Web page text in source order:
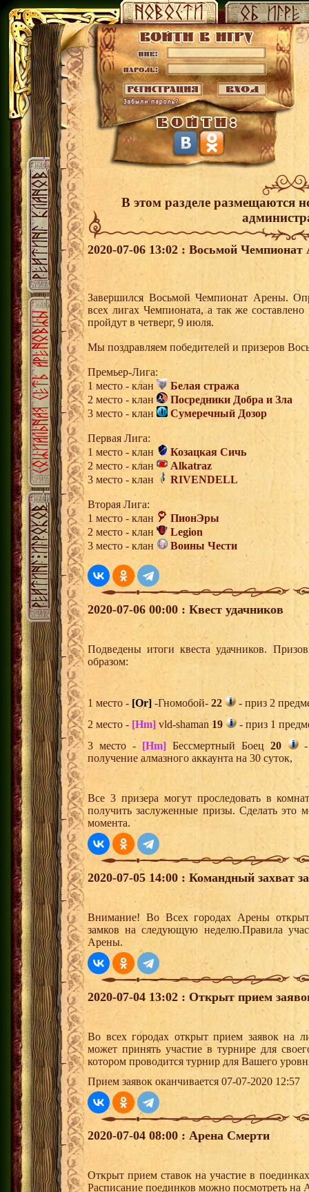
В этом разделе размещаются
2020-07-06 13:02 : Восьмой
Завершился Восьмой Чемпионат Арены.
всех лигах Чемпионата, а так же
пройдут в четверг, 9 июля.
Мы поздравляем победителей и призеров
Премьер-Лига:
1 место - клан
Белая стража
2 место - клан
Посредники Добра и Зла
3 место - клан
Сумеречный Дозор
Первая Лига:
1 место - клан
Козацкая Сичь
2 место - клан
Alkatraz
3 место - клан
RIVENDELL
Вторая Лига:
1 место - клан
ПионЭры
2 место - клан
Legion
3 место - клан
Воины Чести
2020-07-06 00:00 : Квест удачников
Подведены итоги квеста удачников.
образом:
1 место - [Or] -Гномобой- 22
- приз 2
2 место - [Hm] vld-shaman19
- приз 1
3 место - [Hm]Бессмертный Боец 20
-
получение алмазного аккаунта на 30 суток,
Все 3 призера могут проследовать в
получить заслуженные призы. Сделать это
момента.
2020-07-05 14:00 : Командный захват
Внимание! Во Всех городах Арены
замков на следующую неделю.Правила
Арены.
2020-07-04 13:02 : Открыт прием
Во всех городах открыт прием заявок на
может принять участие в турнире для
котором проводится турнир для Вашего
Прием заявок оканчивается 07-07-2020 12:57
2020-07-04 08:00 : Арена Смерти
Открыт прием ставок на участие в
Расписание поединков можно посмотреть на